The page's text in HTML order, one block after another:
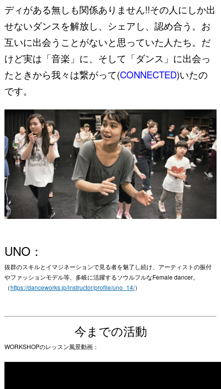
ディがある無しも関係ありません!!その人にしか出
せないダンスを解放し、シェアし、認め合う。 お
互いに出会うことがないと思っていた人たち。 だ
けど実は「音楽」に、そして「ダンス」に出会っ
たときから我々は繋がって(CONNECTED)いたの
です。
UNO：
抜群のスキルとイマジネーションで見る者を魅了し続け、アーティストの振付
やファッションモデル等、多岐に活躍するソウルフルなFemale dancer。
（https://danceworks.jp/instructor/profile/uno_14/）
今までの活動
WORKSHOPのレッスン風景動画：